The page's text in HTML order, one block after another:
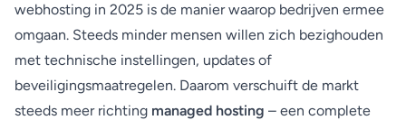
webhosting in 2025 is de manier waarop bedrijven ermee
omgaan. Steeds minder mensen willen zich bezighouden
met technische instellingen, updates of
beveiligingsmaatregelen. Daarom verschuift de markt
steeds meer richting managed hosting – een complete